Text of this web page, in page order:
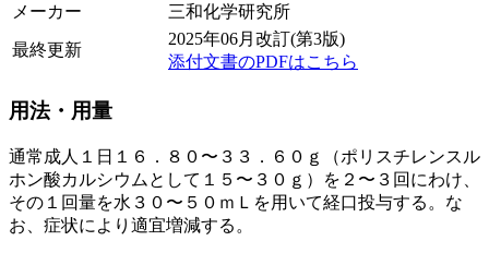
メーカー
三和化学研究所
最終更新
2025年06月改訂(第3版)
添付文書のPDFはこちら
用法・用量
通常成人１日１６．８０〜３３．６０ｇ（ポリスチレンスル
ホン酸カルシウムとして１５〜３０ｇ）を２〜３回にわけ、
その１回量を水３０〜５０ｍＬを用いて経口投与する。な
お、症状により適宜増減する。